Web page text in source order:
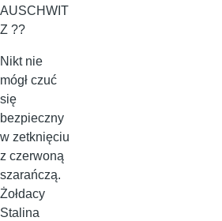
AUSCHWIT
Z ??
Nikt nie
mógł czuć
się
bezpieczny
w zetknięciu
z czerwoną
szarańczą.
Żołdacy
Stalina